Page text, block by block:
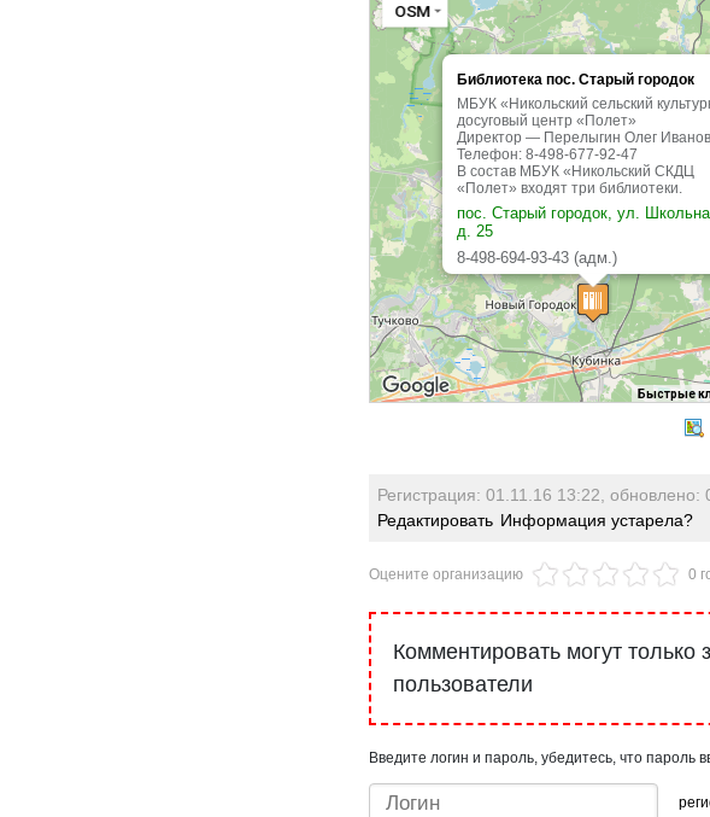
Библиотека пос. Старый городок
МБУК «Никольский сельский
досуговый центр «Полет»
Директор — Перелыгин Олег
Телефон: 8-498-677-92-47
В состав МБУК «Никольский СКДЦ
«Полет» входят три библиотеки.
пос. Старый городок, ул.
д. 25
8-498-694-93-43 (адм.)
Пн., ср., чт., пт., сб. — с 11.00 до
15.00 до 18.00 Вторник,
выходные дни Последний рабочий
каждого месяца — санитарный день.
OSM
Быстрые
Регистрация: 01.11.16 13:22,
Редактировать Информация устарела?
Оцените организацию 0
Комментировать могут только
пользователи
Введите логин и пароль, убедитесь, что пароль